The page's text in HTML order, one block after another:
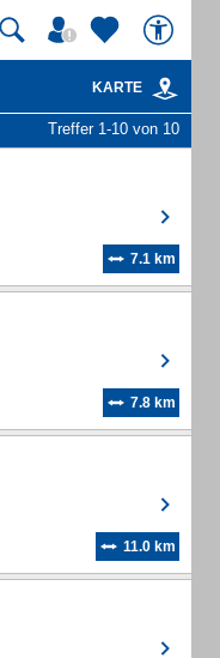
KARTE
Treffer 1-10 von 10
7.1 km
7.8 km
11.0 km